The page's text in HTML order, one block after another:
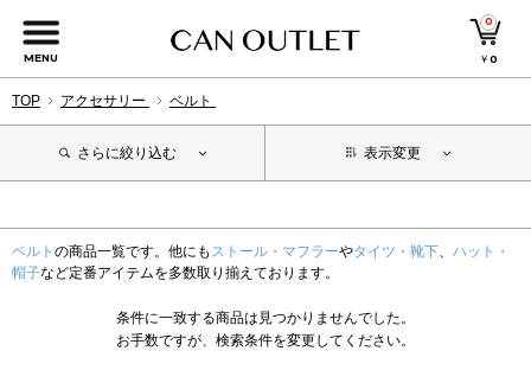
MENU
0
￥0
TOP アクセサリー ベルト
さらに絞り込む 表示変更
ベルト の商品一覧です。他にも ストール・マフラーやタイツ・靴下、 ハット・
帽子など定番アイテムを多数取り揃えております。
条件に一致する商品は見つかりませんでした。
お手数ですが、検索条件を変更してください。